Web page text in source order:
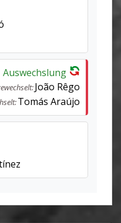
Auswechslung
João Rêgo
Tomás Araújo